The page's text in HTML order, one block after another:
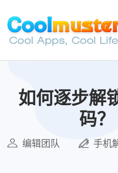
如何逐步解
码
编辑团队 手机